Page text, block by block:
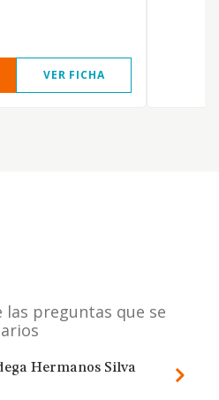
VER FICHA
las preguntas que se
Hermanos Silva